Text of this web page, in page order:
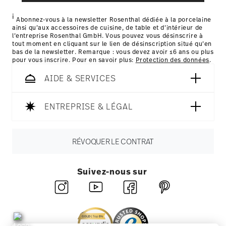
Nutzung der Dienste gesammelt haben.
les détails pour chaque pays de livraison
ici
i Abonnez-vous à la newsletter Rosenthal dédiée à la porcelaine
ainsi qu’aux accessoires de cuisine, de table et d’intérieur de
l’entreprise Rosenthal GmbH. Vous pouvez vous désinscrire à
tout moment en cliquant sur le lien de désinscription situé qu’en
bas de la newsletter. Remarque : vous devez avoir 16 ans ou plus
pour vous inscrire. Pour en savoir plus: Protection des données.
AIDE & SERVICES
ENTREPRISE & LÉGAL
RÉVOQUER LE CONTRAT
Suivez-nous sur